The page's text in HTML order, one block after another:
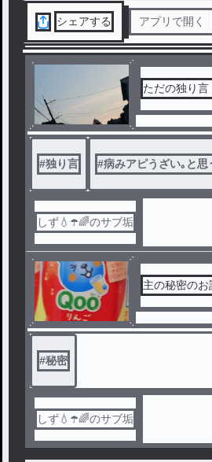
シェアする アプリで開く
ただの独り言
#独り言 #病みアピうざい｡と思
しず💧‬☂️🌈のサブ垢
主の秘密のお
#秘密
しず💧‬☂️🌈のサブ垢